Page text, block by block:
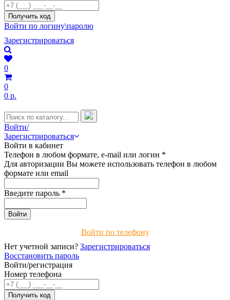
Войти по логину\паролю
Зарегистрироваться
0
0
0 р.
Войти/
Зарегистрироваться
Войти в кабинет
Телефон в любом формате, e-mail или логин *
Для авторизации Вы можете использовать телефон в любом
формате или email
Введите пароль *
Войти по телефону
Нет учетной записи? Зарегистрироваться
Восстановить пароль
Войти/регистрация
Номер телефона